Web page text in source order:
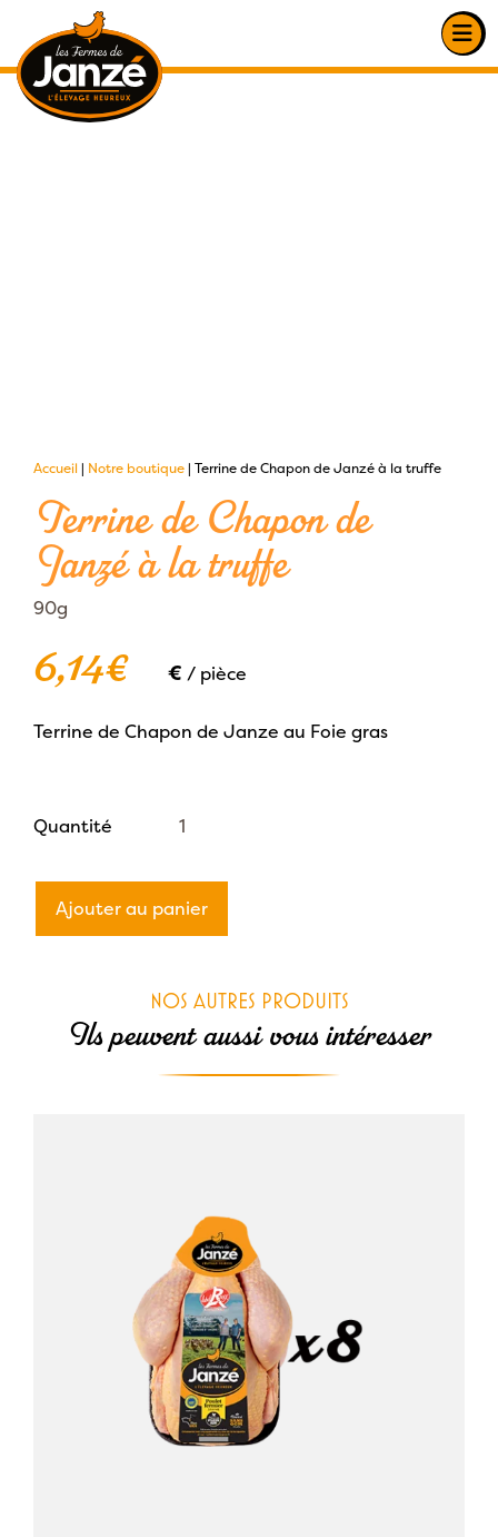
Accueil| Notre boutique| Terrine de Chapon de Janzé à la truffe
Terrine de Chapon de
Janzé à la truffe
90g
6,14€ € / pièce
Terrine de Chapon de Janze au Foie gras
Quantité
quantité
Terrine
de
de
Janzé
Ajouter au panier
NOS AUTRES PRODUITS
Ils peuvent aussi vous intéresser